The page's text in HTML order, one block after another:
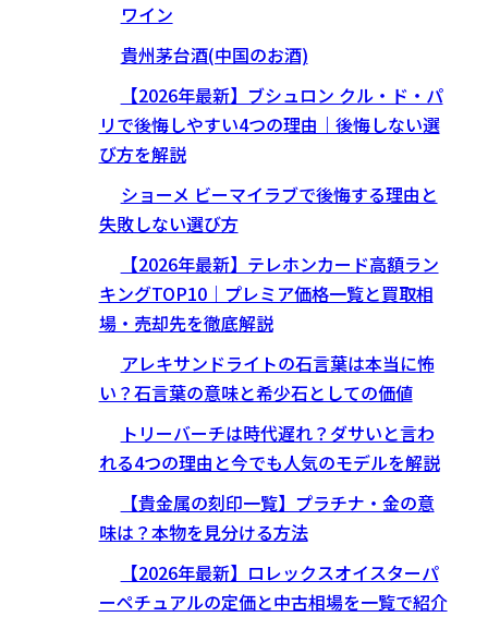
ワイン
貴州茅台酒(中国のお酒)
【2026年最新】ブシュロン クル・ド・パ
リで後悔しやすい4つの理由｜後悔しない選
び方を解説
ショーメ ビーマイラブで後悔する理由と
失敗しない選び方
【2026年最新】テレホンカード高額ラン
キングTOP10｜プレミア価格一覧と買取相
場・売却先を徹底解説
アレキサンドライトの石言葉は本当に怖
い？石言葉の意味と希少石としての価値
トリーバーチは時代遅れ？ダサいと言わ
れる4つの理由と今でも人気のモデルを解説
【貴金属の刻印一覧】プラチナ・金の意
味は？本物を見分ける方法
【2026年最新】ロレックスオイスターパ
ーペチュアルの定価と中古相場を一覧で紹介